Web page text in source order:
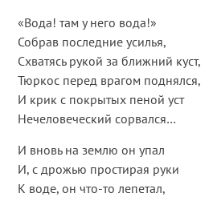
«Вода! там у него вода!»
Собрав последние усилья,
Схватясь рукой за ближний куст,
Тюркос перед врагом поднялся,
И крик с покрытых пеной уст
Нечеловеческий сорвался…
И вновь на землю он упал
И, с дрожью простирая руки
К воде, он что-то лепетал,